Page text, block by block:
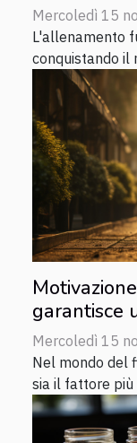
Mercoledì 15
L'allenamento
conquistando il
garantisce
Mercoledì 15
Nel mondo del
sia il fattore più